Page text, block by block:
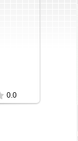
0.0